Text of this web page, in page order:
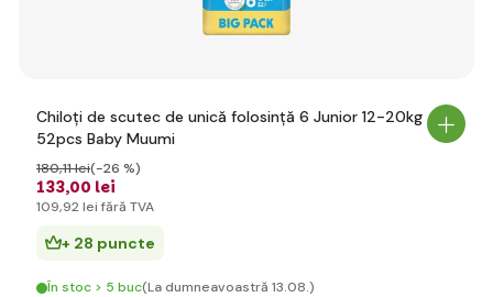
Chiloți de scutec de unică folosință 6 Junior 12-20kg
52pcs Baby Muumi
133,00 lei
180,11 lei(-26 %)
109,92 lei fără TVA
+ 28 puncte
În stoc > 5 buc(La dumneavoastră 13.08.)